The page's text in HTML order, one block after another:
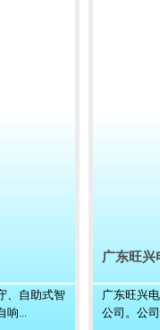
、自助式智
响...
广东旺兴
广东旺兴
公司。公